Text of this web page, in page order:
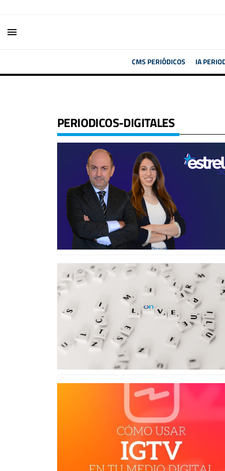
menu
CMS PERIÓDICOS IA
PERIODICOS-DIGITALES